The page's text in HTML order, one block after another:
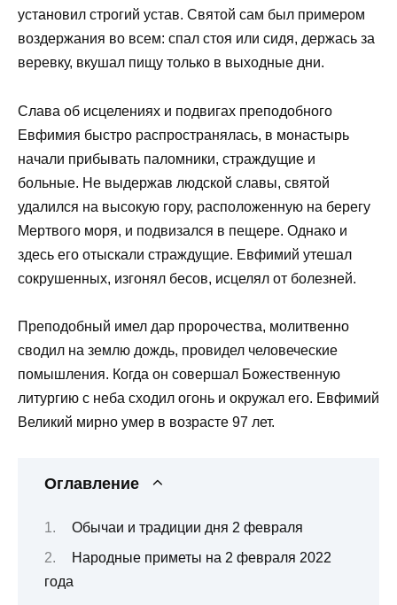
установил строгий устав. Святой сам был примером
воздержания во всем: спал стоя или сидя, держась за
веревку, вкушал пищу только в выходные дни.
Слава об исцелениях и подвигах преподобного
Евфимия быстро распространялась, в монастырь
начали прибывать паломники, страждущие и
больные. Не выдержав людской славы, святой
удалился на высокую гору, расположенную на берегу
Мертвого моря, и подвизался в пещере. Однако и
здесь его отыскали страждущие. Евфимий утешал
сокрушенных, изгонял бесов, исцелял от болезней.
Преподобный имел дар пророчества, молитвенно
сводил на землю дождь, провидел человеческие
помышления. Когда он совершал Божественную
литургию с неба сходил огонь и окружал его. Евфимий
Великий мирно умер в возрасте 97 лет.
Оглавление
Обычаи и традиции дня 2 февраля
Народные приметы на 2 февраля 2022
года